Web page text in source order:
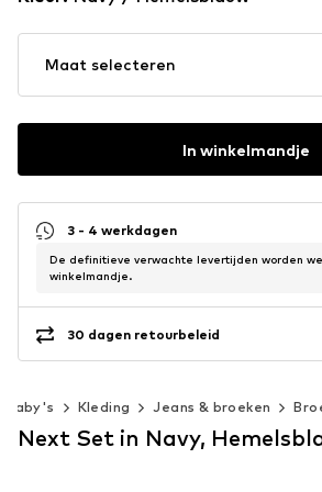
Maat selecteren
In winkelmandje
3 - 4 werkdagen
De definitieve verwachte levertijden worden
winkelmandje.
30 dagen retourbeleid
Baby's Kleding Jeans & broeken
Next Set in Navy,